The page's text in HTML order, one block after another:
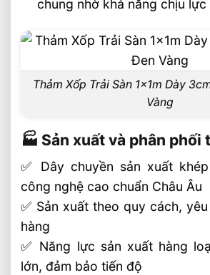
chung nhờ khả năng chịu
Thảm Xốp Trải Sàn 1x1m Dày
Vàng
🏭 Sản xuất và phân phối
✅ Dây chuyền sản xuất
công nghệ cao chuẩn Châu Âu
✅ Sản xuất theo quy cách,
hàng
✅ Năng lực sản xuất hàng
lớn, đảm bảo tiến độ